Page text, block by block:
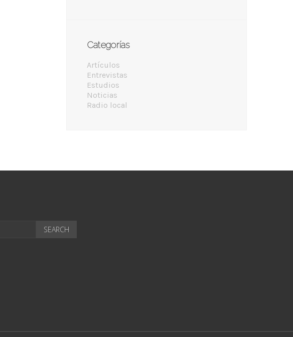
Categorías
Artículos
Entrevistas
Estudios
Noticias
Radio local